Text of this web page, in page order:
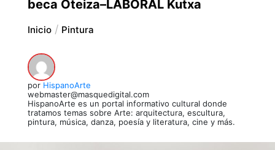
beca Oteiza–LABORAL Kutxa
Inicio Pintura
por HispanoArte
webmaster@masquedigital.com
HispanoArte es un portal informativo cultural donde
tratamos temas sobre Arte: arquitectura, escultura,
pintura, música, danza, poesía y literatura, cine y más.